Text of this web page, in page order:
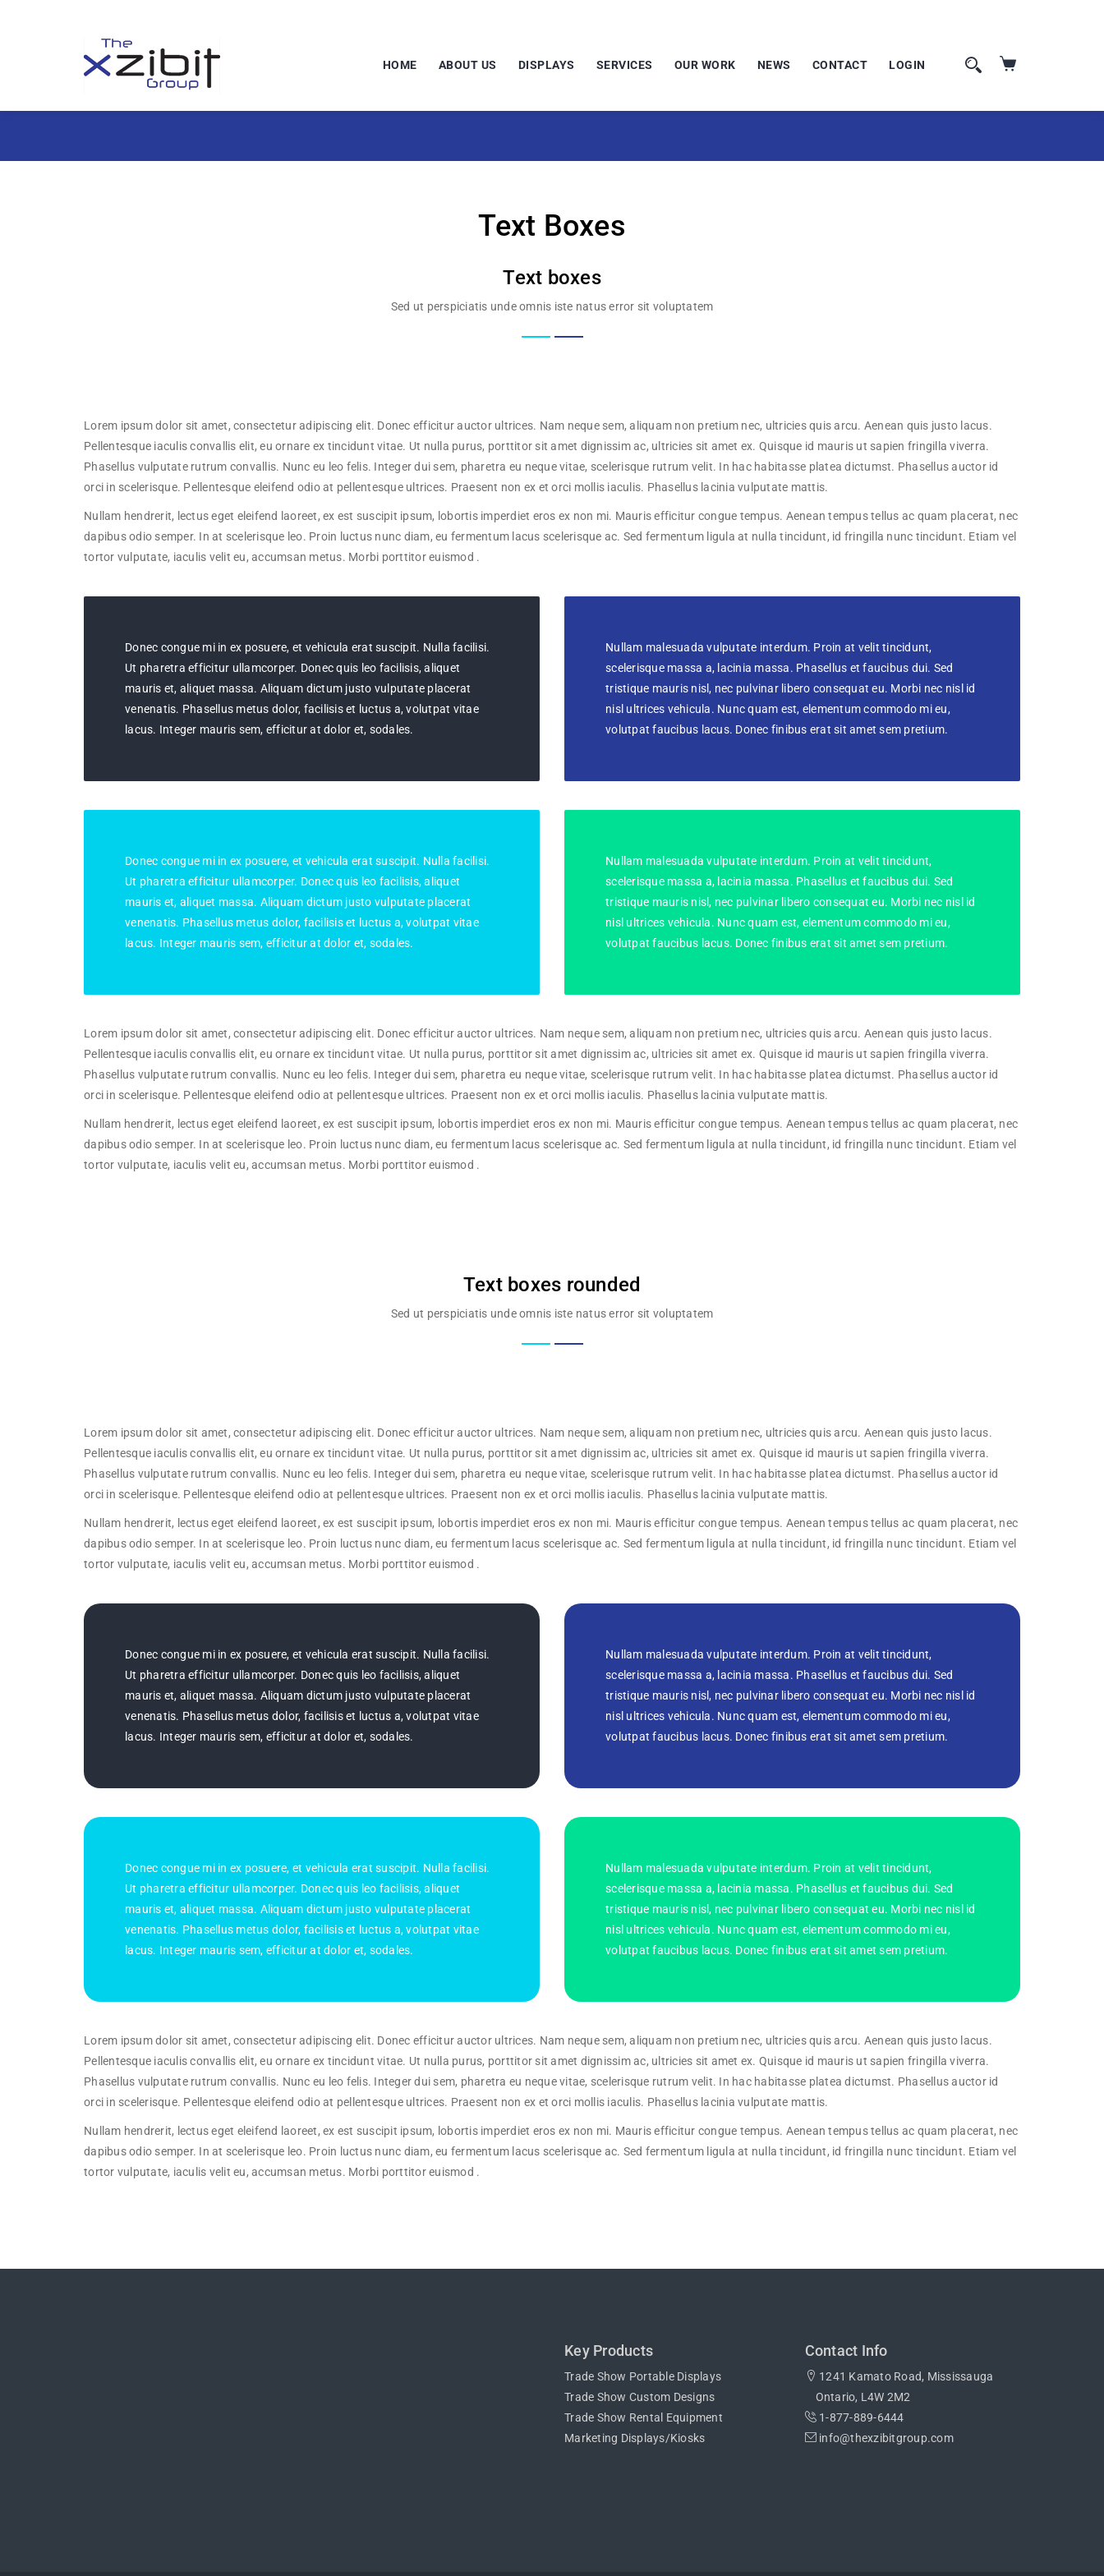
HOME ABOUT US DISPLAYS SERVICES OUR WORK NEWS CONTACT LOGIN
Text Boxes
Text boxes
Sed ut perspiciatis unde omnis iste natus error sit voluptatem
Lorem ipsum dolor sit amet, consectetur adipiscing elit. Donec efficitur auctor ultrices. Nam neque sem, aliquam non pretium nec, ultricies quis arcu. Aenean quis justo lacus.
Pellentesque iaculis convallis elit, eu ornare ex tincidunt vitae. Ut nulla purus, porttitor sit amet dignissim ac, ultricies sit amet ex. Quisque id mauris ut sapien fringilla viverra.
Phasellus vulputate rutrum convallis. Nunc eu leo felis. Integer dui sem, pharetra eu neque vitae, scelerisque rutrum velit. In hac habitasse platea dictumst. Phasellus auctor id
orci in scelerisque. Pellentesque eleifend odio at pellentesque ultrices. Praesent non ex et orci mollis iaculis. Phasellus lacinia vulputate mattis.
Nullam hendrerit, lectus eget eleifend laoreet, ex est suscipit ipsum, lobortis imperdiet eros ex non mi. Mauris efficitur congue tempus. Aenean tempus tellus ac quam placerat, nec
dapibus odio semper. In at scelerisque leo. Proin luctus nunc diam, eu fermentum lacus scelerisque ac. Sed fermentum ligula at nulla tincidunt, id fringilla nunc tincidunt. Etiam vel
tortor vulputate, iaculis velit eu, accumsan metus. Morbi porttitor euismod .
Donec congue mi in ex posuere, et vehicula erat suscipit. Nulla facilisi.
Ut pharetra efficitur ullamcorper. Donec quis leo facilisis, aliquet
mauris et, aliquet massa. Aliquam dictum justo vulputate placerat
venenatis. Phasellus metus dolor, facilisis et luctus a, volutpat vitae
lacus. Integer mauris sem, efficitur at dolor et, sodales.
Donec congue mi in ex posuere, et vehicula erat suscipit. Nulla facilisi.
Ut pharetra efficitur ullamcorper. Donec quis leo facilisis, aliquet
mauris et, aliquet massa. Aliquam dictum justo vulputate placerat
venenatis. Phasellus metus dolor, facilisis et luctus a, volutpat vitae
lacus. Integer mauris sem, efficitur at dolor et, sodales.
Nullam malesuada vulputate interdum. Proin at velit tincidunt,
scelerisque massa a, lacinia massa. Phasellus et faucibus dui. Sed
tristique mauris nisl, nec pulvinar libero consequat eu. Morbi nec nisl id
nisl ultrices vehicula. Nunc quam est, elementum commodo mi eu,
volutpat faucibus lacus. Donec finibus erat sit amet sem pretium.
Nullam malesuada vulputate interdum. Proin at velit tincidunt,
scelerisque massa a, lacinia massa. Phasellus et faucibus dui. Sed
tristique mauris nisl, nec pulvinar libero consequat eu. Morbi nec nisl id
nisl ultrices vehicula. Nunc quam est, elementum commodo mi eu,
volutpat faucibus lacus. Donec finibus erat sit amet sem pretium.
Lorem ipsum dolor sit amet, consectetur adipiscing elit. Donec efficitur auctor ultrices. Nam neque sem, aliquam non pretium nec, ultricies quis arcu. Aenean quis justo lacus.
Pellentesque iaculis convallis elit, eu ornare ex tincidunt vitae. Ut nulla purus, porttitor sit amet dignissim ac, ultricies sit amet ex. Quisque id mauris ut sapien fringilla viverra.
Phasellus vulputate rutrum convallis. Nunc eu leo felis. Integer dui sem, pharetra eu neque vitae, scelerisque rutrum velit. In hac habitasse platea dictumst. Phasellus auctor id
orci in scelerisque. Pellentesque eleifend odio at pellentesque ultrices. Praesent non ex et orci mollis iaculis. Phasellus lacinia vulputate mattis.
Nullam hendrerit, lectus eget eleifend laoreet, ex est suscipit ipsum, lobortis imperdiet eros ex non mi. Mauris efficitur congue tempus. Aenean tempus tellus ac quam placerat, nec
dapibus odio semper. In at scelerisque leo. Proin luctus nunc diam, eu fermentum lacus scelerisque ac. Sed fermentum ligula at nulla tincidunt, id fringilla nunc tincidunt. Etiam vel
tortor vulputate, iaculis velit eu, accumsan metus. Morbi porttitor euismod .
Text boxes rounded
Sed ut perspiciatis unde omnis iste natus error sit voluptatem
Lorem ipsum dolor sit amet, consectetur adipiscing elit. Donec efficitur auctor ultrices. Nam neque sem, aliquam non pretium nec, ultricies quis arcu. Aenean quis justo lacus.
Pellentesque iaculis convallis elit, eu ornare ex tincidunt vitae. Ut nulla purus, porttitor sit amet dignissim ac, ultricies sit amet ex. Quisque id mauris ut sapien fringilla viverra.
Phasellus vulputate rutrum convallis. Nunc eu leo felis. Integer dui sem, pharetra eu neque vitae, scelerisque rutrum velit. In hac habitasse platea dictumst. Phasellus auctor id
orci in scelerisque. Pellentesque eleifend odio at pellentesque ultrices. Praesent non ex et orci mollis iaculis. Phasellus lacinia vulputate mattis.
Nullam hendrerit, lectus eget eleifend laoreet, ex est suscipit ipsum, lobortis imperdiet eros ex non mi. Mauris efficitur congue tempus. Aenean tempus tellus ac quam placerat, nec
dapibus odio semper. In at scelerisque leo. Proin luctus nunc diam, eu fermentum lacus scelerisque ac. Sed fermentum ligula at nulla tincidunt, id fringilla nunc tincidunt. Etiam vel
tortor vulputate, iaculis velit eu, accumsan metus. Morbi porttitor euismod .
Donec congue mi in ex posuere, et vehicula erat suscipit. Nulla facilisi.
Ut pharetra efficitur ullamcorper. Donec quis leo facilisis, aliquet
mauris et, aliquet massa. Aliquam dictum justo vulputate placerat
venenatis. Phasellus metus dolor, facilisis et luctus a, volutpat vitae
lacus. Integer mauris sem, efficitur at dolor et, sodales.
Donec congue mi in ex posuere, et vehicula erat suscipit. Nulla facilisi.
Ut pharetra efficitur ullamcorper. Donec quis leo facilisis, aliquet
mauris et, aliquet massa. Aliquam dictum justo vulputate placerat
venenatis. Phasellus metus dolor, facilisis et luctus a, volutpat vitae
lacus. Integer mauris sem, efficitur at dolor et, sodales.
Nullam malesuada vulputate interdum. Proin at velit tincidunt,
scelerisque massa a, lacinia massa. Phasellus et faucibus dui. Sed
tristique mauris nisl, nec pulvinar libero consequat eu. Morbi nec nisl id
nisl ultrices vehicula. Nunc quam est, elementum commodo mi eu,
volutpat faucibus lacus. Donec finibus erat sit amet sem pretium.
Nullam malesuada vulputate interdum. Proin at velit tincidunt,
scelerisque massa a, lacinia massa. Phasellus et faucibus dui. Sed
tristique mauris nisl, nec pulvinar libero consequat eu. Morbi nec nisl id
nisl ultrices vehicula. Nunc quam est, elementum commodo mi eu,
volutpat faucibus lacus. Donec finibus erat sit amet sem pretium.
Lorem ipsum dolor sit amet, consectetur adipiscing elit. Donec efficitur auctor ultrices. Nam neque sem, aliquam non pretium nec, ultricies quis arcu. Aenean quis justo lacus.
Pellentesque iaculis convallis elit, eu ornare ex tincidunt vitae. Ut nulla purus, porttitor sit amet dignissim ac, ultricies sit amet ex. Quisque id mauris ut sapien fringilla viverra.
Phasellus vulputate rutrum convallis. Nunc eu leo felis. Integer dui sem, pharetra eu neque vitae, scelerisque rutrum velit. In hac habitasse platea dictumst. Phasellus auctor id
orci in scelerisque. Pellentesque eleifend odio at pellentesque ultrices. Praesent non ex et orci mollis iaculis. Phasellus lacinia vulputate mattis.
Nullam hendrerit, lectus eget eleifend laoreet, ex est suscipit ipsum, lobortis imperdiet eros ex non mi. Mauris efficitur congue tempus. Aenean tempus tellus ac quam placerat, nec
dapibus odio semper. In at scelerisque leo. Proin luctus nunc diam, eu fermentum lacus scelerisque ac. Sed fermentum ligula at nulla tincidunt, id fringilla nunc tincidunt. Etiam vel
tortor vulputate, iaculis velit eu, accumsan metus. Morbi porttitor euismod .
Key Products
Trade Show Portable Displays
Trade Show Custom Designs
Trade Show Rental Equipment
Marketing Displays/Kiosks
Contact Info
1241 Kamato Road, Mississauga
Ontario, L4W 2M2
1-877-889-6444
info@thexzibitgroup.com